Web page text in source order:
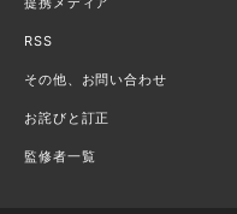
RSS
その他、お問い合わせ
お詫びと訂正
監修者一覧